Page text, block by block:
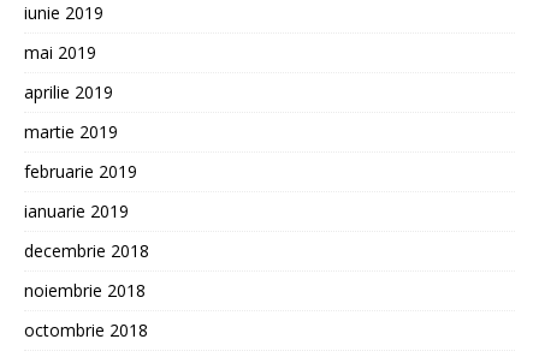
iunie 2019
mai 2019
aprilie 2019
martie 2019
februarie 2019
ianuarie 2019
decembrie 2018
noiembrie 2018
octombrie 2018